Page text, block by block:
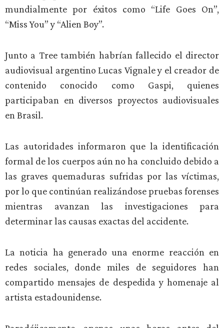
mundialmente por éxitos como “Life Goes On”,
“Miss You” y “Alien Boy”.
Junto a Tree también habrían fallecido el director
audiovisual argentino Lucas Vignale y el creador de
contenido conocido como Gaspi, quienes
participaban en diversos proyectos audiovisuales
en Brasil.
Las autoridades informaron que la identificación
formal de los cuerpos aún no ha concluido debido a
las graves quemaduras sufridas por las víctimas,
por lo que continúan realizándose pruebas forenses
mientras avanzan las investigaciones para
determinar las causas exactas del accidente.
La noticia ha generado una enorme reacción en
redes sociales, donde miles de seguidores han
compartido mensajes de despedida y homenaje al
artista estadounidense.